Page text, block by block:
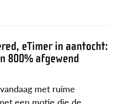
eTimer in aantocht:
800% afgewend
met ruime